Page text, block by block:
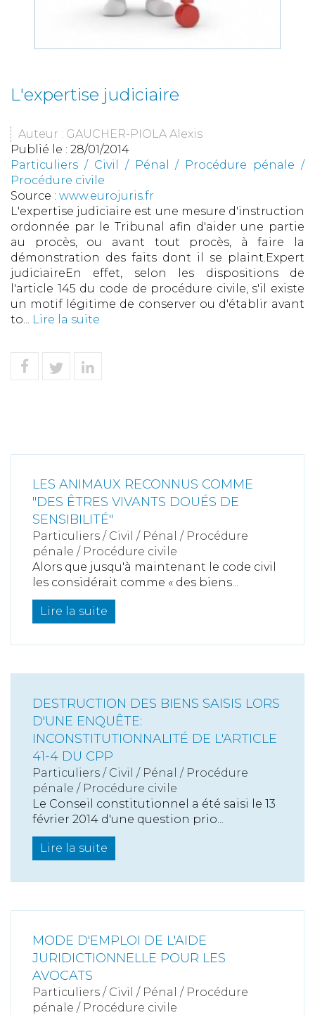
L'expertise judiciaire
Auteur : GAUCHER-PIOLA Alexis
Publié le : 28/01/2014
Particuliers / Civil / Pénal / Procédure pénale /
Procédure civile
Source : www.eurojuris.fr
L'expertise judiciaire est une mesure d'instruction
ordonnée par le Tribunal afin d'aider une partie
au procès, ou avant tout procès, à faire la
démonstration des faits dont il se plaint.Expert
judiciaireEn effet, selon les dispositions de
l'article 145 du code de procédure civile, s'il existe
un motif légitime de conserver ou d'établir avant
to...
Lire la suite
LES ANIMAUX RECONNUS COMME
"DES ÊTRES VIVANTS DOUÉS DE
SENSIBILITÉ"
Particuliers / Civil / Pénal / Procédure
pénale / Procédure civile
Alors que jusqu'à maintenant le code civil
les considérait comme « des biens...
Lire la suite
DESTRUCTION DES BIENS SAISIS LORS
D'UNE ENQUÊTE:
INCONSTITUTIONNALITÉ DE L'ARTICLE
41-4 DU CPP
Particuliers / Civil / Pénal / Procédure
pénale / Procédure civile
Le Conseil constitutionnel a été saisi le 13
février 2014 d'une question prio...
Lire la suite
MODE D'EMPLOI DE L'AIDE
JURIDICTIONNELLE POUR LES
AVOCATS
Particuliers / Civil / Pénal / Procédure
pénale / Procédure civile